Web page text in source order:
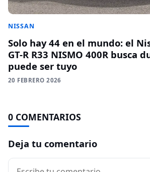
NISSAN
Solo hay 44 en el mundo: el
GT-R R33 NISMO 400R busca
puede ser tuyo
20 FEBRERO 2026
0 COMENTARIOS
Deja tu comentario
Comentario